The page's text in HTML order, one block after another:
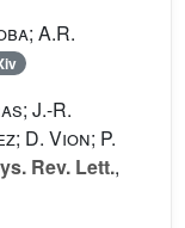
A.R.
J.-R.
D. Vion; P.
Rev. Lett.,